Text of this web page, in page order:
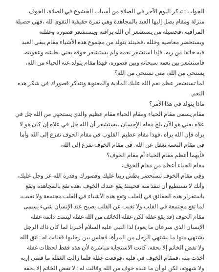
الجواب : تذكر اليوم الآخر في الصلاة من أسباب الخشوع في الصلاة، الخوف
منزلة ومقام يصل إليها العبد بالمجاهدة وهي ثمرة حقيقية التقوى لله ،فهي حصيلة
المراقبة ،فحصيلة من يستشعر أن الله يراقبه ويستشعر قصوره وغفلته
ويستحضر معاصيه وخلله ،فحينئذ يتولد من مجموع هذه الأشياء مقام يبقى العبد
فيه خائفا من ربه، فإذا استشعر نعمه ولم يستشعر خوفه يعني بطشه وعقوبته،
فاستشعر بين نعمه سبحانه وبين قصوره، فهذا مقام يتولد عنه الحياء من الله،
يستحي من الله، متى نستحي من الله؟
لما تستشعر عظم نعم الله عليك المادية والمعنوية وتتذكر قصورك في شكر هذه
النعم.
ماذا يتولد في هذا الأمر؟
مقام يسمى مقام الحياء ومقام الحياء مقام عظيم والذي يستحيِي من الله جل في
علاه يعني هو الآن يلج مقام الإحسان ،يستشعر أن الله جل في علاه إن كان هو لا
يراه فإن الله يراه ،فهذا مقام عظيم. القلوب في مقام الخوف تفزع إلى الله وأما
في مقام النعمة تغفل عن الله. في مقام الخوف تفزع إلى الله،
فأيهما أعظم مقام الحياء أم مقام الخوف؟
مقام الحياء أعظم من مقام الخوف،
وفِي مقام الخوف تستحضر بطش ربنا عليك وقصورك وقدرة الله عز وجل عليك،
وأنك لا تستطيع أن تنفذ منه فحينئذ يقع عندك الخوف ،هذه تقع بالمجاهدة وتقع
باستقرار هذه الحقائق في القلب وتقع هذه الأشياء في القلب مجتمعة ولا تغيب،
لما تقع مجتمعة في القلب ولا تغيب عن القلب يصبح عند الإنسان شيء يسمى
مقام الخوف (قد يقع غفلة لكن غفلة الخائف من الله غفلة ليست دائمة غفلة
الإنسان الذي سرعان ما يعود) لذا النبي عليه السلام أخبرنا لما كان ذاك الرجل
يشتهي منها ما يشتهي الرجل من المرأة، فجلس بين رجليها فقالت له : اتق الله
ولا تفض الخاتم إلا بحقه، كانت الاستجابة مباشرة لأن هذه فقط لحظات غفلة
أخذت منه ،فمقام الخوف في قلبه ،فوقعت غفلة فلما زالت الغفلة ما قضى إربه
ولا شهوته، لكن لو أن ما عنده خوف من الله وقالت له : لا تفض الخاتم إلا بحقه